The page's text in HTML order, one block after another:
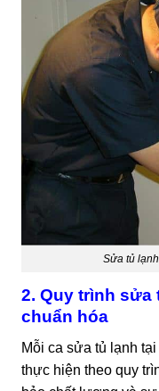
Sửa tủ
2. Quy trình
chuẩn hóa
Mỗi ca sửa tủ lạnh
thực hiện theo quy